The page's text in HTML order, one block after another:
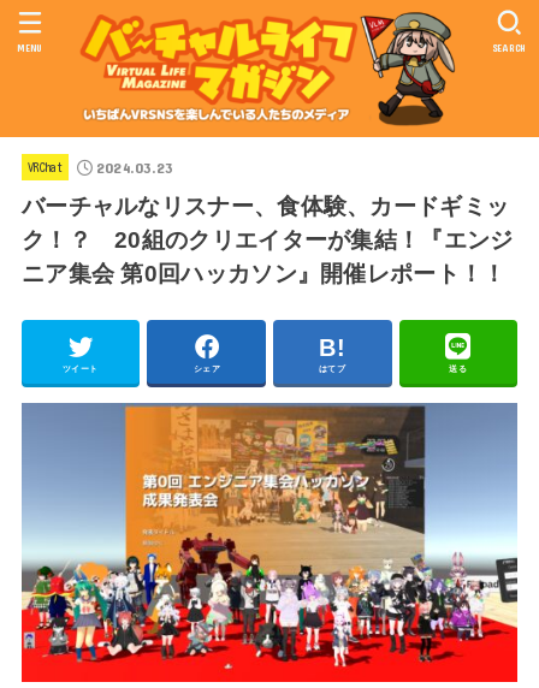
SEARCH
MENU
VRChat 2024.03.23
バーチャルなリスナー、食体験、カードギミッ
ク！？ 20組のクリエイターが集結！『エンジ
ニア集会 第0回ハッカソン』開催レポート！！
ツイート シェア はてブ 送る